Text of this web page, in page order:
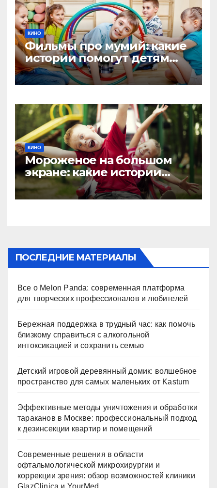
КИНО
Фильмы про мумий: какие
истории помогут детям
увлечься исследованием
древностей
КИНО
Мороженое на большом
экране: какие истории
покажут, что все любят
мороженое
ПОСЛЕДНИЕ МАТЕРИАЛЫ
Все о Melon Panda: современная платформа
для творческих профессионалов и любителей
Бережная поддержка в трудный час: как помочь
близкому справиться с алкогольной
интоксикацией и сохранить семью
Детский игровой деревянный домик: волшебное
пространство для самых маленьких от Kastum
Эффективные методы уничтожения и обработки
тараканов в Москве: профессиональный подход
к дезинсекции квартир и помещений
Современные решения в области
офтальмологической микрохирургии и
коррекции зрения: обзор возможностей клиники